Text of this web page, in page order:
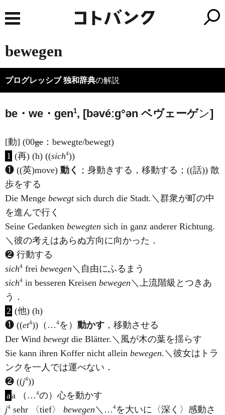
bewegen
プログレッシブ 独和辞典の解説
be・we・gen1, [bəvéːɡ°ən ベヴェ ーゲン]
[動] (00ge ：bewegte/bewegt)
1 (再) (h) ((sich4))
❶ ((英)move) 動く
；身動きする，移動する；((話)) 散
歩をする
Die Menge bewegtsich durch die Stadt.＼群衆が町の中
を進んで行く
Seine Gedanken bewegten sich in ganz anderer Richtung.
＼彼の考えはあらぬ方向に向かった．
❷ 行動する
sich4 frei bewegen＼自由にふるまう
sich4 in besseren Kreisen bewegen＼上流階級とつきあ
う．
2 (他) (h)
❶ ((et4))（…4を） 動かす ，移動させる
Der Wind bewegtdie Blätter.＼風が木の葉を揺らす
Sie kann ihren Koffer nicht allein bewegen.＼彼女はトラ
ンクを一人では運べない．
❷ ((j4))
aa （…4の）心を動かす
j4 sehr 〈tief〉 bewegen＼…4を大いに〈深く〉感動さ